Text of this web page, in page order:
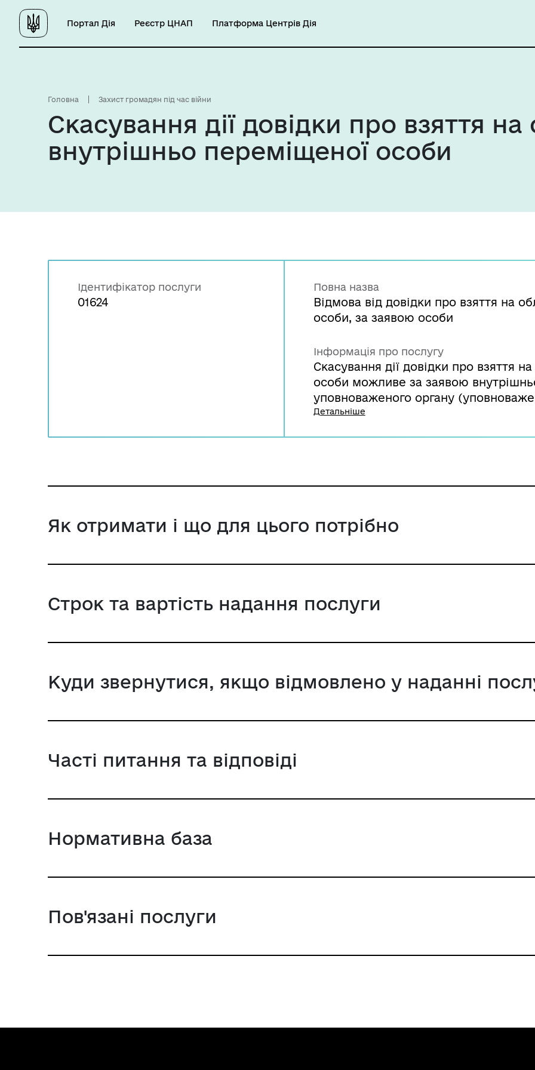
Портал Дія Реєстр ЦНАП Платформа Центрів Дія
Головна Захист громадян під час війни
Скасування дії довідки про взяття на
внутрішньо переміщеної особи
Ідентифікатор послуги
01624
Повна назва
Відмова від довідки про взяття на
особи, за заявою особи
Інформація про послугу
Скасування дії довідки про взяття
особи можливе за заявою
уповноваженого органу
громади, органи соціального
Детальніше
Як отримати і що для цього потрібно
Строк та вартість надання послуги
Куди звернутися, якщо відмовлено у наданні
Часті питання та відповіді
Нормативна база
Пов'язані послуги